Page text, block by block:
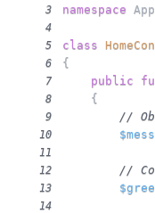
3
namespace
4
5
class
6 {
7 public
8 {
9 //
10
11
12
//
13
14